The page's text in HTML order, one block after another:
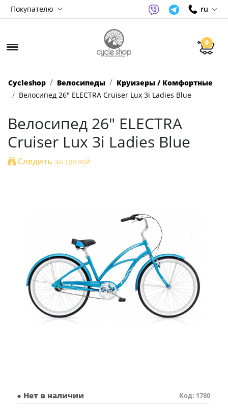
Покупателю ru
0
Cycleshop Велосипеды
Круизеры / Комфортные
Велосипед 26" ELECTRA Cruiser Lux 3i Ladies Blue
Велосипед 26" ELECTRA
Cruiser Lux 3i Ladies Blue
Следить за ценой
● Нет в наличии Код: 1780